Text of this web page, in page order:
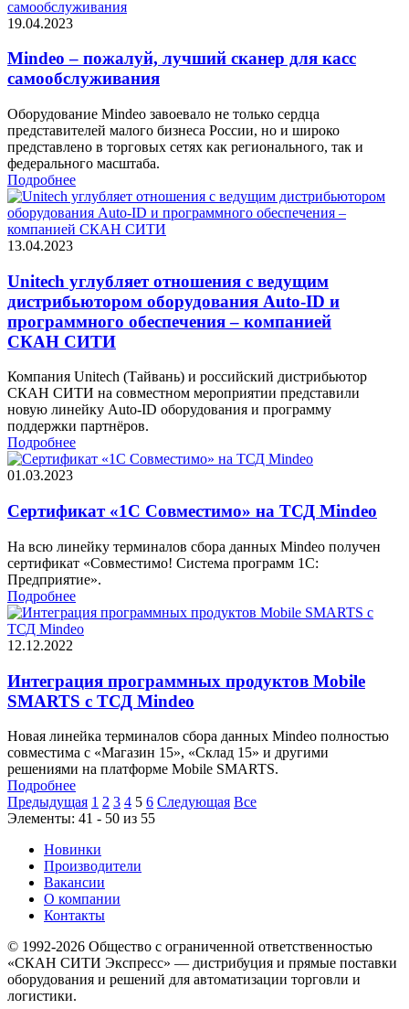
19.04.2023
Mindeo – пожалуй, лучший сканер для касс
самообслуживания
Оборудование Mindeo завоевало не только сердца
представителей малого бизнеса России, но и широко
представлено в торговых сетях как регионального, так и
федерального масштаба.
Подробнее
13.04.2023
Unitech углубляет отношения с ведущим
дистрибьютором оборудования Auto-ID и
программного обеспечения – компанией
СКАН СИТИ
Компания Unitech (Тайвань) и российский дистрибьютор
СКАН СИТИ на совместном мероприятии представили
новую линейку Auto-ID оборудования и программу
поддержки партнёров.
Подробнее
01.03.2023
Сертификат «1С Совместимо» на ТСД Mindeo
На всю линейку терминалов сбора данных Mindeo получен
сертификат «Совместимо! Система программ 1С:
Предприятие».
Подробнее
12.12.2022
Интеграция программных продуктов Mobile
SMARTS с ТСД Mindeo
Новая линейка терминалов сбора данных Mindeo полностью
совместима с «Магазин 15», «Склад 15» и другими
решениями на платформе Mobile SMARTS.
Подробнее
Предыдущая 1 2 3 4 5 6 Следующая Все
Элементы: 41 - 50 из 55
Новинки
Производители
Вакансии
О компании
Контакты
© 1992-2026 Общество с ограниченной ответственностью
«СКАН СИТИ Экспресс» — дистрибуция и прямые поставки
оборудования и решений для автоматизации торговли и
логистики.